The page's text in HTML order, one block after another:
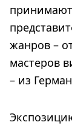
принимают
жанров –
мастеров
– из